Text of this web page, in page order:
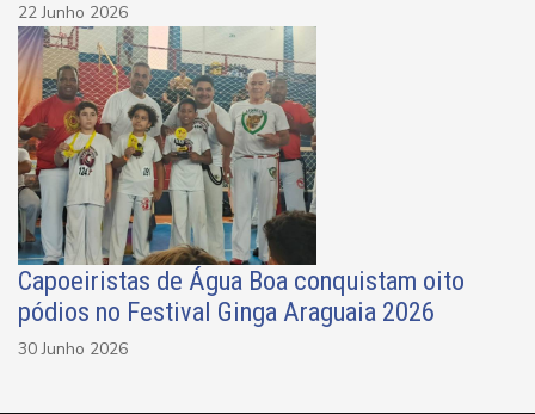
22 Junho 2026
Capoeiristas de Água Boa conquistam oito
pódios no Festival Ginga Araguaia 2026
30 Junho 2026